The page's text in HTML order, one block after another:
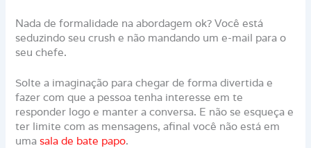
Nada de formalidade na abordagem ok? Você está
seduzindo seu crush e não mandando um e-mail para o
seu chefe.
Solte a imaginação para chegar de forma divertida e
fazer com que a pessoa tenha interesse em te
responder logo e manter a conversa. E não se esqueça e
ter limite com as mensagens, afinal você não está em
umasala de bate papo.